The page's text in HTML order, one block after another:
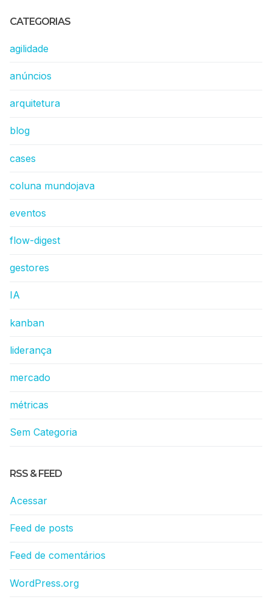
CATEGORIAS
agilidade
anúncios
arquitetura
blog
cases
coluna mundojava
eventos
flow-digest
gestores
IA
kanban
liderança
mercado
métricas
Sem Categoria
RSS & FEED
Acessar
Feed de posts
Feed de comentários
WordPress.org